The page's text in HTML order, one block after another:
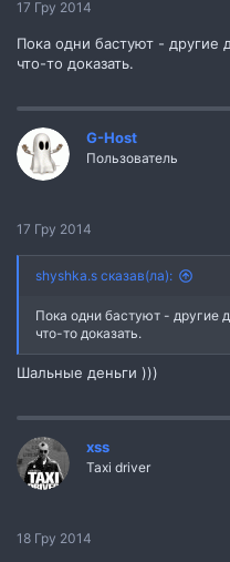
17 Гру 2014
Пока одни бастуют - другие
что-то доказать.
G-Host
Пользователь
17 Гру 2014
shyshka.s сказав(ла):
Пока одни бастуют - другие
что-то доказать.
Шальные деньги )))
xss
Taxi driver
18 Гру 2014